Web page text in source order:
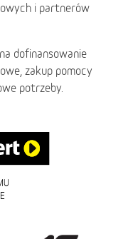
i partnerów
dofinansowanie
zakup pomocy
potrzeby.